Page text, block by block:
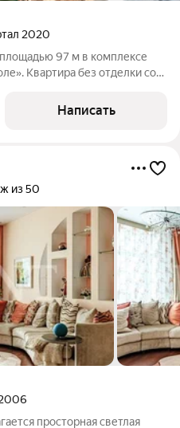
2020
97 м в комплексе
Квартира без отделки со
спальни, санузлы,
Написать
из 50
просторная светлая